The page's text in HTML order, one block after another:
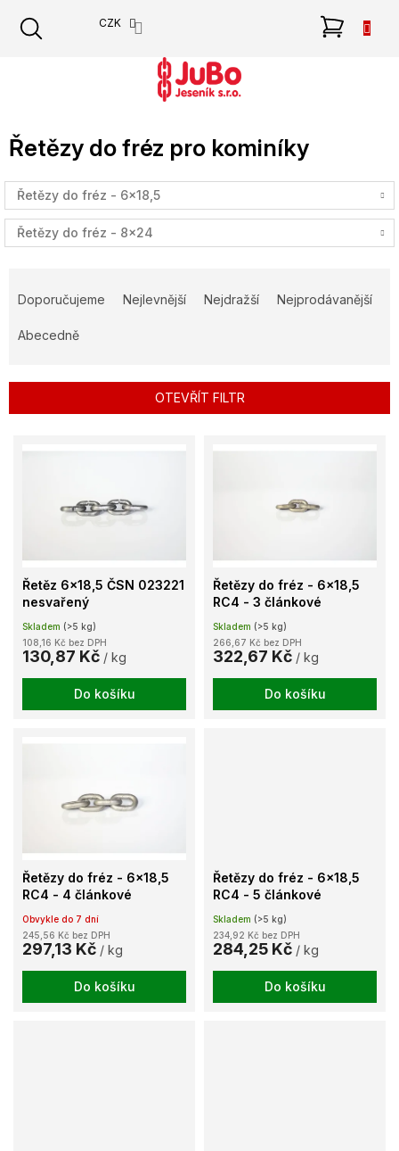
obsah
CZK
Řetězy do fréz pro kominíky
Řetězy do fréz - 6x18,5
Řetězy do fréz - 8x24
e
r
Doporučujeme Nejlevnější Nejdražší Nejprodávanější
Abecedně
OTEVŘÍT FILTR
Řetěz 6x18,5 ČSN 023221
nesvařený
Skladem (>5 kg)
108,16 Kč bez DPH
130,87 Kč / kg
Do košíku
Řetězy do fréz - 6x18,5
RC4 - 3 článkové
Skladem (>5 kg)
266,67 Kč bez DPH
322,67 Kč / kg
Do košíku
Řetězy do fréz - 6x18,5
RC4 - 4 článkové
Obvykle do 7 dní
245,56 Kč bez DPH
297,13 Kč / kg
Do košíku
Řetězy do fréz - 6x18,5
RC4 - 5 článkové
Skladem (>5 kg)
234,92 Kč bez DPH
284,25 Kč / kg
Do košíku